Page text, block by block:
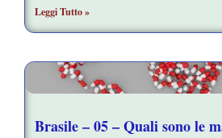
Leggi Tutto »
Brasile – 05 – Quali sono le